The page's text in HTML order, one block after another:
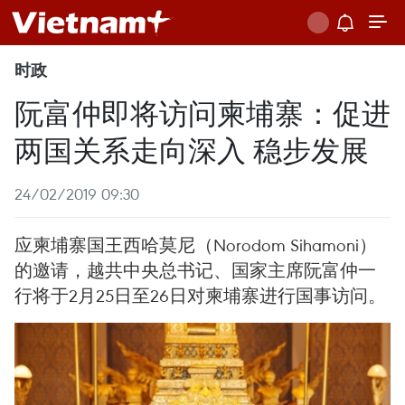
时政
阮富仲即将访问柬埔寨：促进
两国关系走向深入 稳步发展
24/02/2019 09:30
应柬埔寨国王西哈莫尼（Norodom Sihamoni）
的邀请，越共中央总书记、国家主席阮富仲一
行将于2月25日至26日对柬埔寨进行国事访问。